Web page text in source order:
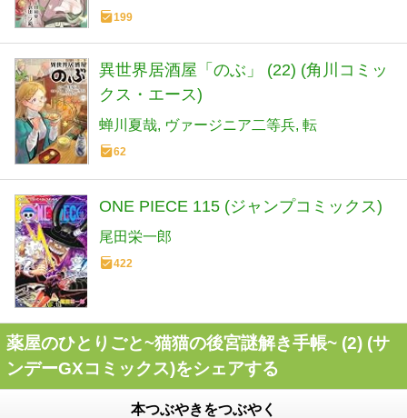
199
異世界居酒屋「のぶ」 (22) (角川コミッ
クス・エース)
蝉川夏哉 ヴァージニア二等兵 転
62
ONE PIECE 115 (ジャンプコミックス)
尾田栄一郎
422
薬屋のひとりごと~猫猫の後宮謎解き手帳~ (2) (サ
ンデーGXコミックス)をシェアする
本つぶやきをつぶやく